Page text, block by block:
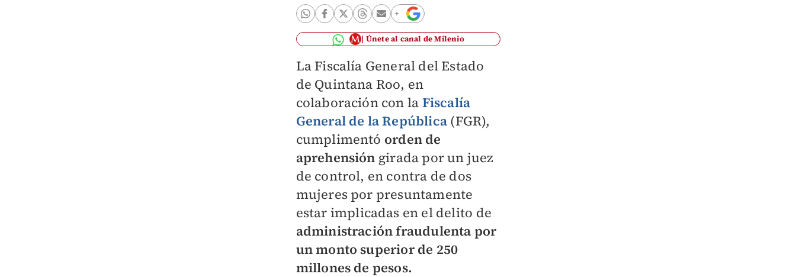
Únete al canal de Milenio
La Fiscalía General del Estado
de Quintana Roo, en
colaboración con la Fiscalía
General de la República (FGR),
cumplimentó orden de
aprehensión girada por un juez
de control, en contra de dos
mujeres por presuntamente
estar implicadas en el delito de
administración fraudulenta por
un monto superior de 250
millones de pesos.